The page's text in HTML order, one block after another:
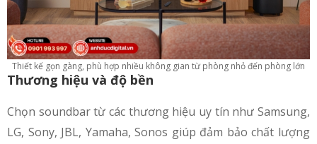
Thiết kế gọn gàng, phù hợp nhiều không gian từ phòng nhỏ đến phòng lớn
Thương hiệu và độ bền
Chọn soundbar từ các thương hiệu uy tín như Samsung,
LG, Sony, JBL, Yamaha, Sonos giúp đảm bảo chất lượng